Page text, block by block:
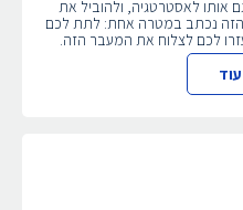
לאסטרטגיה, ולהוביל את
הזה נכתב במטרה אחת: לתת לכם
לכם לצלוח את המעבר הזה.